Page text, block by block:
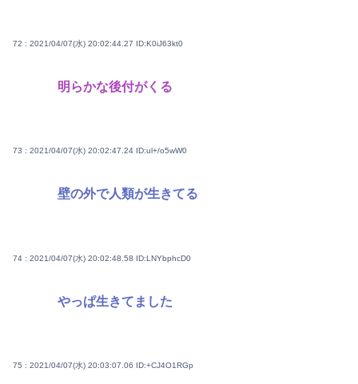
72 : 2021/04/07(水) 20:02:44.27 ID:K0iJ63kt0
明らかな後付がくる
73 : 2021/04/07(水) 20:02:47.24 ID:ul+/o5wW0
壁の外で人類が生きてる
74 : 2021/04/07(水) 20:02:48.58 ID:LNYbphcD0
やっぱ生きてました
75 : 2021/04/07(水) 20:03:07.06 ID:+CJ4O1RGp